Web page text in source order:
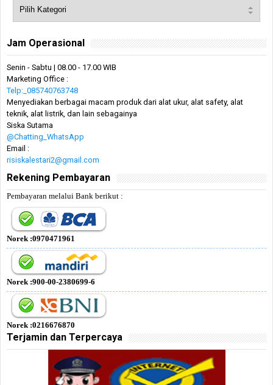
Jam Operasional
Senin - Sabtu | 08.00 - 17.00 WIB
Marketing Office :
Telp:_085740763748
Menyediakan berbagai macam produk dari alat ukur, alat safety, alat
teknik, alat listrik, dan lain sebagainya
Siska Sutama
@Chatting_WhatsApp
Email :
risiskalestari2@gmail.com
Rekening Pembayaran
Pembayaran melalui Bank berikut :
Norek :0970471961
Norek :900-00-2380699-6
Norek :0216676870
Terjamin dan Terpercaya